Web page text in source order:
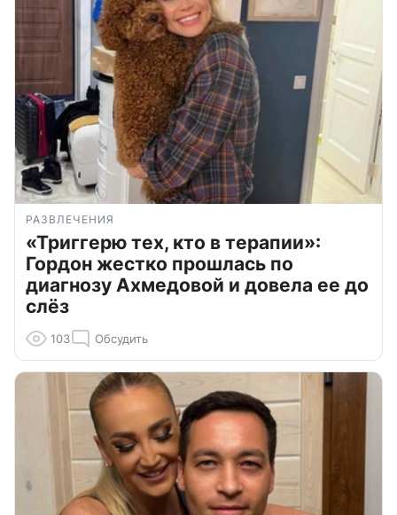
РАЗВЛЕЧЕНИЯ
«Триггерю тех, кто в терапии»:
Гордон жестко прошлась по
диагнозу Ахмедовой и довела ее до
слёз
103 Обсудить